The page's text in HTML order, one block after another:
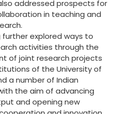
addressed prospects for
in teaching and
explored ways to
activities through the
of joint research projects
of the University of
a number of Indian
the aim of advancing
and opening new